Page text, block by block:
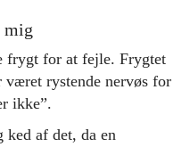
mig
frygt for at fejle. Frygtet
rystende nervøs for
ikke”.
af det, da en